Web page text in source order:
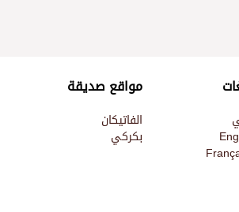
مواقع صديقة
الفاتيكان
بكركي